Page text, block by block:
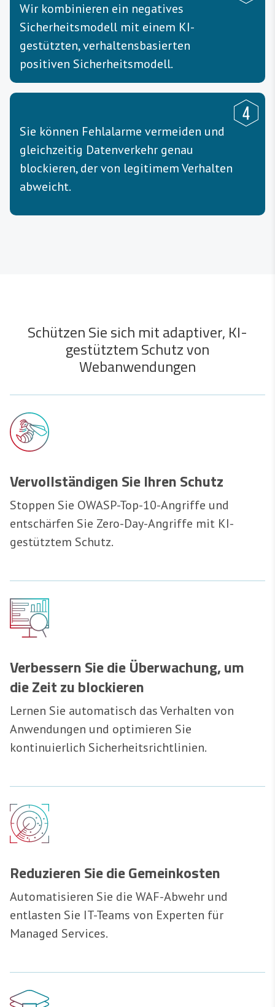
Wir kombinieren ein negatives
Sicherheitsmodell mit einem KI-
gestützten, verhaltensbasierten
positiven Sicherheitsmodell.
Sie können Fehlalarme vermeiden und
gleichzeitig Datenverkehr genau
blockieren, der von legitimem Verhalten
abweicht.
Schützen Sie sich mit adaptiver, KI-
gestütztem Schutz von
Webanwendungen
Vervollständigen Sie Ihren Schutz
Stoppen Sie OWASP-Top-10-Angriffe und
entschärfen Sie Zero-Day-Angriffe mit KI-
gestütztem Schutz.
Verbessern Sie die Überwachung, um
die Zeit zu blockieren
Lernen Sie automatisch das Verhalten von
Anwendungen und optimieren Sie
kontinuierlich Sicherheitsrichtlinien.
Reduzieren Sie die Gemeinkosten
Automatisieren Sie die WAF-Abwehr und
entlasten Sie IT-Teams von Experten für
Managed Services.